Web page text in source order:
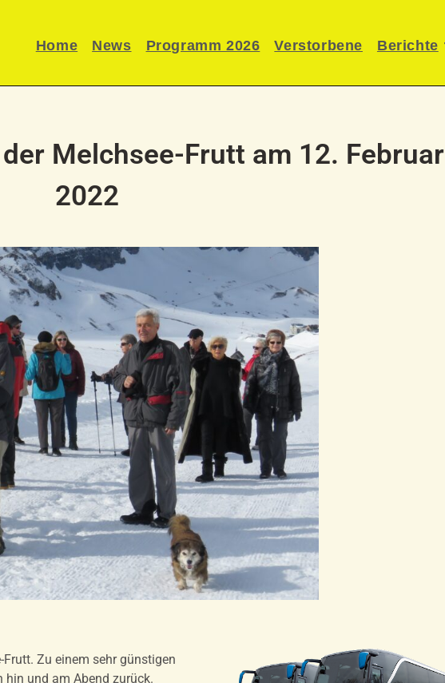
Home News Programm 2026 Verstorbene Berichte
Melchsee-Frutt am 12. Februar
2022
Zu einem sehr günstigen
hin und am Abend zurück.